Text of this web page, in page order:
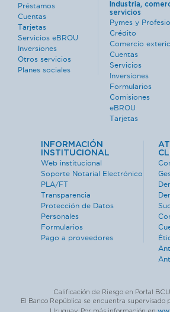
Préstamos
Cuentas
Tarjetas
Servicios eBROU
Inversiones
Otros servicios
Planes sociales
Industria,
servicios
Pymes y
Crédito
Comercio
Cuentas
Servicios
Inversiones
Formularios
Comisiones
eBROU
Tarjetas
INFORMACIÓN
INSTITUCIONAL
Web institucional
Soporte Notarial Electrónico
PLA/FT
Transparencia
Protección de Datos
Personales
Formularios
Pago a proveedores
Calificación de Riesgo en Portal BCU
El Banco República se encuentra supervisado